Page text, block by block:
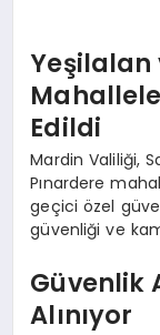
Yeşilalan
Edildi
Mardin Valiliği,
Pınardere
geçici özel
güvenliği ve
Güvenlik
Alınıyor